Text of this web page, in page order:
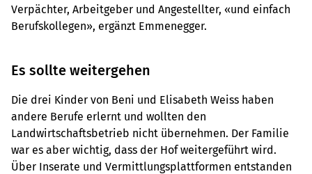
Verpächter, Arbeitgeber und Angestellter, «und einfach
Berufskollegen», ergänzt Emmenegger.
Es sollte weitergehen
Die drei Kinder von Beni und Elisabeth Weiss haben
andere Berufe erlernt und wollten den
Landwirtschaftsbetrieb nicht übernehmen. Der Familie
war es aber wichtig, dass der Hof weitergeführt wird.
Über Inserate und Vermittlungsplattformen entstanden